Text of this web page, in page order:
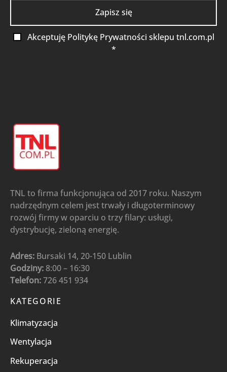
Akceptuję Politykę Prywatności sklepu tnl.com.pl
*
TNL to firma funkcjonująca od 2017 roku. Naszym
nadrzędnym celem jest trwały i długoterminowy
rozwój firmy w oparciu o trzy filary: usługi,
dystrybucję, zieloną energię.
Adres: Bursaki 14, 20-150 Lublin
Godziny: 8:00 – 16:30
Telefon:726 451 934
KATEGORIE
Klimatyzacja
Wentylacja
Rekuperacja